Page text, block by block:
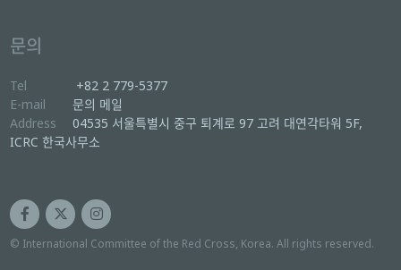
문의
Tel
+82 2 779-5377
E-mail
문의 메일
Address
04535 서울특별시 중구 퇴계로 97 고려 대연각타워 5F,
ICRC 한국사무소
© International Committee of the Red Cross, Korea. All rights reserved.